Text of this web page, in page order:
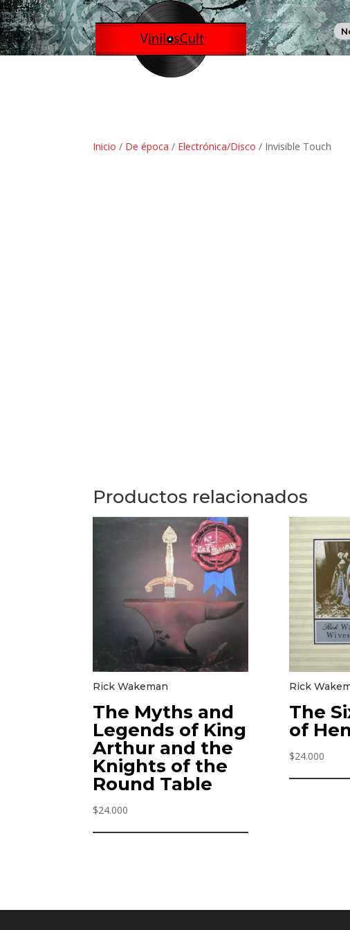
Inicio / De época / Electrónica/Disco / Invisible Touch
Productos relacionados
Rick Wakeman
The Myths and
Legends of King
Arthur and the
Knights of the
Round Table
$24.000
Rick
The
of
$24.000